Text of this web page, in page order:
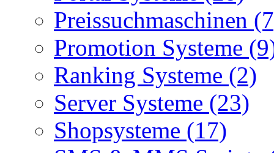
Preissuchmaschinen
Promotion Systeme
Ranking Systeme (2)
Server Systeme (23)
Shopsysteme (17)